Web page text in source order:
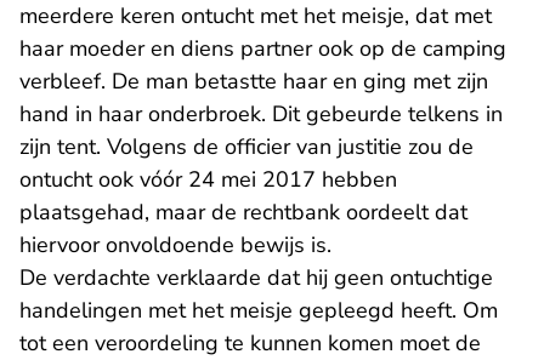
meerdere keren ontucht met het meisje, dat met
haar moeder en diens partner ook op de camping
verbleef. De man betastte haar en ging met zijn
hand in haar onderbroek. Dit gebeurde telkens in
zijn tent. Volgens de officier van justitie zou de
ontucht ook vóór 24 mei 2017 hebben
plaatsgehad, maar de rechtbank oordeelt dat
hiervoor onvoldoende bewijs is.
De verdachte verklaarde dat hij geen ontuchtige
handelingen met het meisje gepleegd heeft. Om
tot een veroordeling te kunnen komen moet de